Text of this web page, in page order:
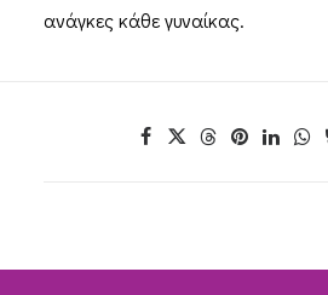
ανάγκες κάθε γυναίκας.